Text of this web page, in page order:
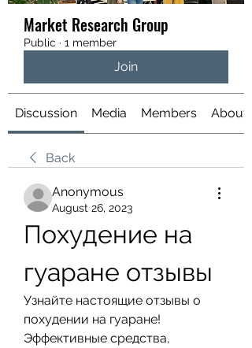
Market Research Group
Public · 1 member
Join
Discussion Media Members About
Back
Anonymous
August 26, 2023
Похудение на
гуаране отзывы
Узнайте настоящие отзывы о
похудении на гуаране!
Эффективные средства,